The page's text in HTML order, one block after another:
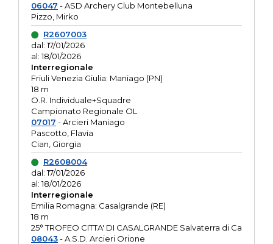
06047 - ASD Archery Club Montebelluna
Pizzo, Mirko
R2607003
dal: 17/01/2026
al: 18/01/2026
Interregionale
Friuli Venezia Giulia: Maniago (PN)
18 m
O.R. Individuale+Squadre
Campionato Regionale OL
07017 - Arcieri Maniago
Pascotto, Flavia
Cian, Giorgia
R2608004
dal: 17/01/2026
al: 18/01/2026
Interregionale
Emilia Romagna: Casalgrande (RE)
18 m
25° TROFEO CITTA' DI CASALGRANDE Salvaterra di Ca
08043- A.S.D. Arcieri Orione